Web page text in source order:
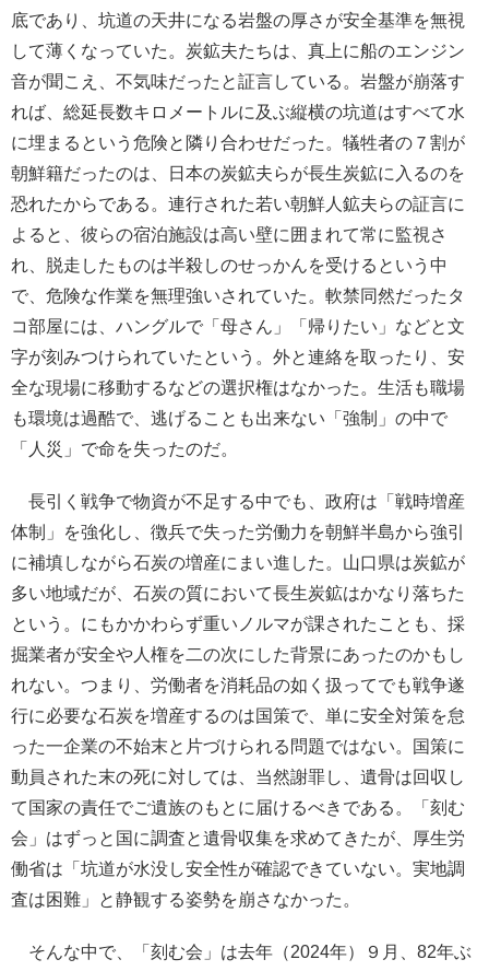
底であり、坑道の天井になる岩盤の厚さが安全基準を無視
して薄くなっていた。炭鉱夫たちは、真上に船のエンジン
音が聞こえ、不気味だったと証言している。岩盤が崩落す
れば、総延長数キロメートルに及ぶ縦横の坑道はすべて水
に埋まるという危険と隣り合わせだった。犠牲者の７割が
朝鮮籍だったのは、日本の炭鉱夫らが長生炭鉱に入るのを
恐れたからである。連行された若い朝鮮人鉱夫らの証言に
よると、彼らの宿泊施設は高い壁に囲まれて常に監視さ
れ、脱走したものは半殺しのせっかんを受けるという中
で、危険な作業を無理強いされていた。軟禁同然だったタ
コ部屋には、ハングルで「母さん」「帰りたい」などと文
字が刻みつけられていたという。外と連絡を取ったり、安
全な現場に移動するなどの選択権はなかった。生活も職場
も環境は過酷で、逃げることも出来ない「強制」の中で
「人災」で命を失ったのだ。
長引く戦争で物資が不足する中でも、政府は「戦時増産
体制」を強化し、徴兵で失った労働力を朝鮮半島から強引
に補填しながら石炭の増産にまい進した。山口県は炭鉱が
多い地域だが、石炭の質において長生炭鉱はかなり落ちた
という。にもかかわらず重いノルマが課されたことも、採
掘業者が安全や人権を二の次にした背景にあったのかもし
れない。つまり、労働者を消耗品の如く扱ってでも戦争遂
行に必要な石炭を増産するのは国策で、単に安全対策を怠
った一企業の不始末と片づけられる問題ではない。国策に
動員された末の死に対しては、当然謝罪し、遺骨は回収し
て国家の責任でご遺族のもとに届けるべきである。「刻む
会」はずっと国に調査と遺骨収集を求めてきたが、厚生労
働省は「坑道が水没し安全性が確認できていない。実地調
査は困難」と静観する姿勢を崩さなかった。
そんな中で、「刻む会」は去年（2024年）９月、82年ぶ